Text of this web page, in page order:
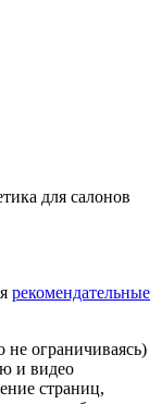
для салонов
рекомендательные
не ограничиваясь)
и видео
страниц,